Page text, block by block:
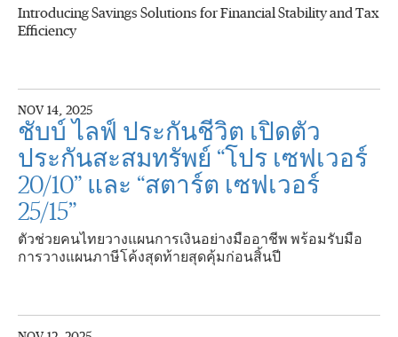
Introducing Savings Solutions for Financial Stability and Tax
Efficiency
NOV 14, 2025
ชับบ์ ไลฟ์ ประกันชีวิต เปิดตัว
ประกันสะสมทรัพย์ “โปร เซฟเวอร์
20/10” และ “สตาร์ต เซฟเวอร์
25/15”
ตัวช่วยคนไทยวางแผนการเงินอย่างมืออาชีพ พร้อมรับมือ
การวางแผนภาษีโค้งสุดท้ายสุดคุ้มก่อนสิ้นปี